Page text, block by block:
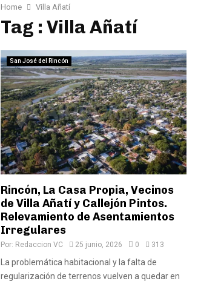
Home Villa Añatí
Tag : Villa Añatí
San José del Rincón
Rincón, La Casa Propia, Vecinos
de Villa Añatí y Callejón Pintos.
Relevamiento de Asentamientos
Irregulares
Por: Redaccion VC 25 junio, 2026 0 313
La problemática habitacional y la falta de
regularización de terrenos vuelven a quedar en